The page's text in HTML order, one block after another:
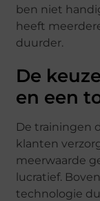
ben niet
heeft
duurder.
De
en een
De trainingen
klanten
meerwaarde
lucratief.
technologie